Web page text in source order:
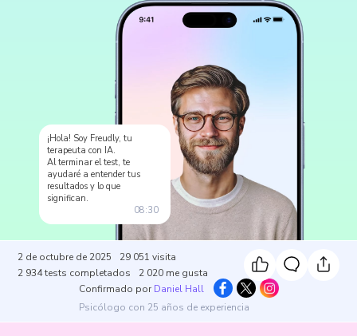
¡Hola! Soy Freudly, tu
terapeuta con IA.
Al terminar el test, te
ayudaré a entender tus
resultados y lo que
significan.
08:30
2 de octubre de 2025 29 051 visita
2 934tests completados 2 020 me gusta
Confirmado por Daniel Hall
Psicólogo con 25 años de experiencia